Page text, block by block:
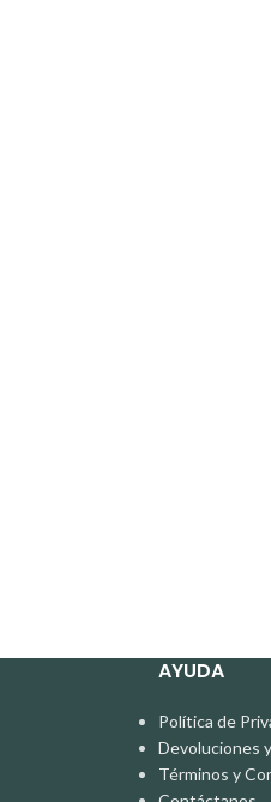
AYUDA
Política de
Devoluciones
Términos y